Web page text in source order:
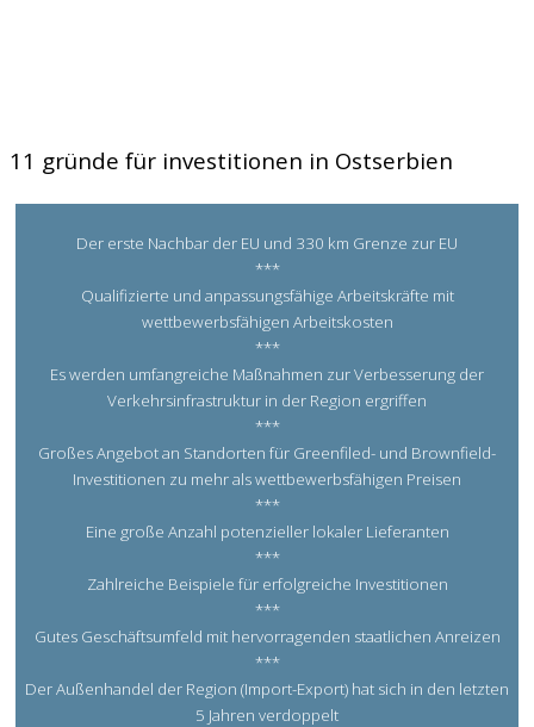
11 gründe für investitionen in Ostserbien
Der erste Nachbar der EU und 330 km Grenze zur EU
***
Qualifizierte und anpassungsfähige Arbeitskräfte mit
wettbewerbsfähigen Arbeitskosten
***
Es werden umfangreiche Maßnahmen zur Verbesserung der
Verkehrsinfrastruktur in der Region ergriffen
***
Großes Angebot an Standorten für Greenfiled- und Brownfield-
Investitionen zu mehr als wettbewerbsfähigen Preisen
***
Eine große Anzahl potenzieller lokaler Lieferanten
***
Zahlreiche Beispiele für erfolgreiche Investitionen
***
Gutes Geschäftsumfeld mit hervorragenden staatlichen Anreizen
***
Der Außenhandel der Region (Import-Export) hat sich in den letzten
5 Jahren verdoppelt